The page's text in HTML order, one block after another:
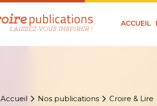
ACCUEIL
Accueil Nos publications Croire & Lire